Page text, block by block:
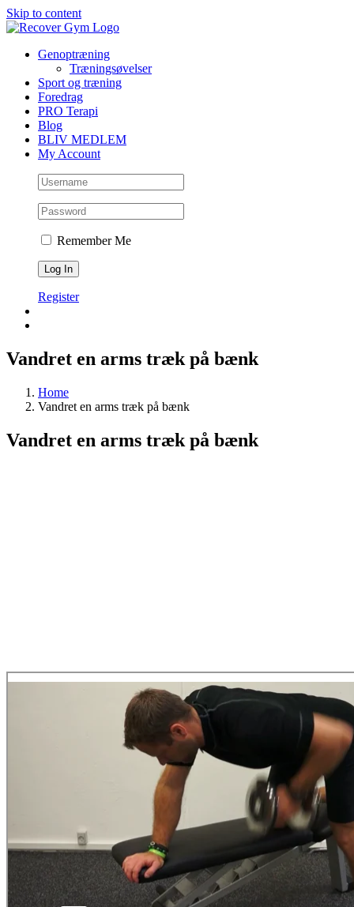
Skip to content
Genoptræning
Træningsøvelser
Sport og træning
Foredrag
PRO Terapi
Blog
BLIV MEDLEM
My Account
Remember Me
Register
Vandret en arms træk på bænk
Home
Vandret en arms træk på bænk
Vandret en arms træk på bænk